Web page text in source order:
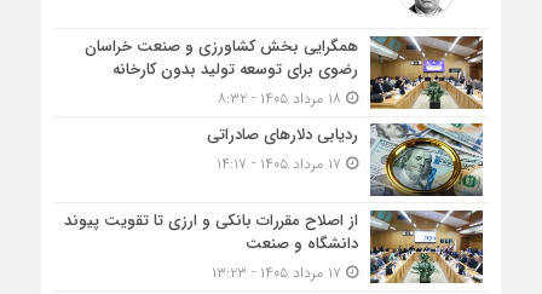
همگرایی بخش کشاورزی و صنعت خراسان
رضوی برای توسعه تولید بدون کارخانه
ردیابی دلارهای صادراتی
از اصلاح مقررات بانکی و ارزی تا تقویت پیوند
دانشگاه و صنعت